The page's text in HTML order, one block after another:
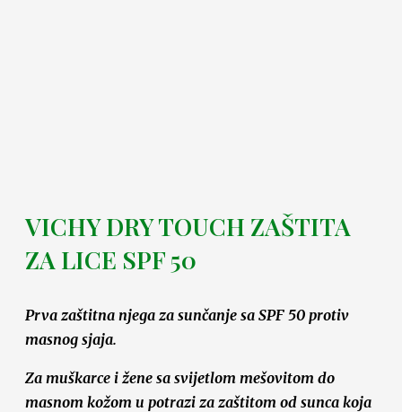
VICHY DRY TOUCH ZAŠTITA
ZA LICE SPF 50
Prva zaštitna njega za sunčanje sa SPF 50 protiv
masnog sjaja.
Za muškarce i žene sa svijetlom mešovitom do
masnom kožom u potrazi za zaštitom od sunca koja